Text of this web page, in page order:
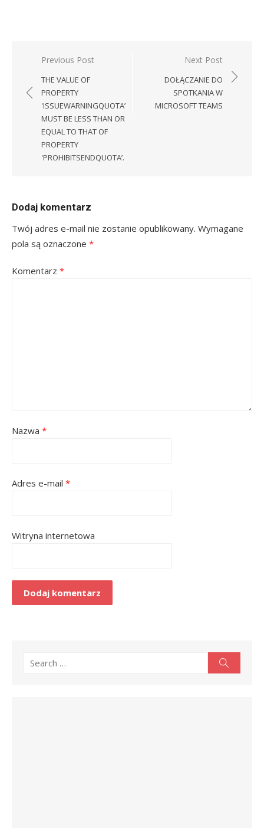
Nawigacja
wpisu
Previous Post
THE VALUE OF
PROPERTY
'ISSUEWARNINGQUOTA’
MUST BE LESS THAN OR
EQUAL TO THAT OF
PROPERTY
'PROHIBITSENDQUOTA’.
Next Post
DOŁĄCZANIE DO
SPOTKANIA W
MICROSOFT TEAMS
Dodaj komentarz
Twój adres e-mail nie zostanie opublikowany. Wymagane
pola są oznaczone *
Komentarz *
Nazwa *
Adres e-mail *
Witryna internetowa
Search